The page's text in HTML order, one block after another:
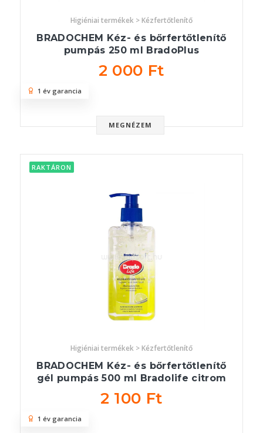
Higiéniai termékek > Kézfertőtlenítő
BRADOCHEM Kéz- és bőrfertőtlenítő
pumpás 250 ml BradoPlus
2 000 Ft
MEGNÉZEM
1 év garancia
RAKTÁRON
Higiéniai termékek > Kézfertőtlenítő
BRADOCHEM Kéz- és bőrfertőtlenítő
gél pumpás 500 ml Bradolife citrom
2 100 Ft
1 év garancia